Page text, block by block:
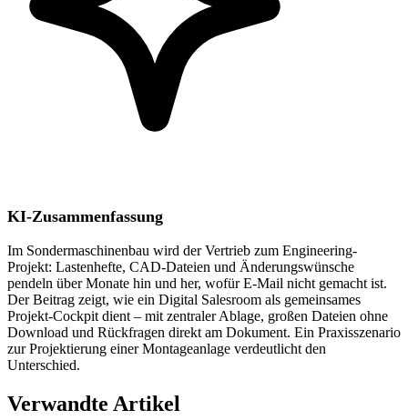
KI-Zusammenfassung
Im Sondermaschinenbau wird der Vertrieb zum Engineering-
Projekt: Lastenhefte, CAD-Dateien und Änderungswünsche
pendeln über Monate hin und her, wofür E-Mail nicht gemacht ist.
Der Beitrag zeigt, wie ein Digital Salesroom als gemeinsames
Projekt-Cockpit dient – mit zentraler Ablage, großen Dateien ohne
Download und Rückfragen direkt am Dokument. Ein Praxisszenario
zur Projektierung einer Montageanlage verdeutlicht den
Unterschied.
Verwandte Artikel